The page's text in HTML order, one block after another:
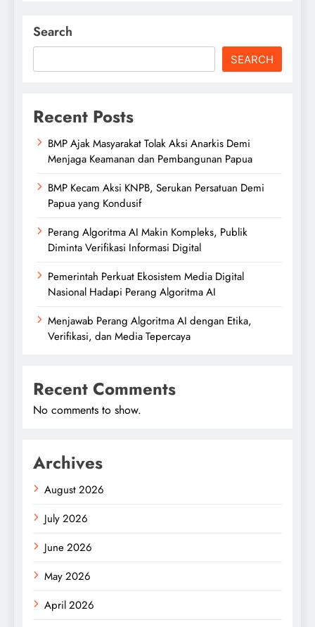
Search
SEARCH
Recent Posts
BMP Ajak Masyarakat Tolak Aksi Anarkis Demi
Menjaga Keamanan dan Pembangunan Papua
BMP Kecam Aksi KNPB, Serukan Persatuan Demi
Papua yang Kondusif
Perang Algoritma AI Makin Kompleks, Publik
Diminta Verifikasi Informasi Digital
Pemerintah Perkuat Ekosistem Media Digital
Nasional Hadapi Perang Algoritma AI
Menjawab Perang Algoritma AI dengan Etika,
Verifikasi, dan Media Tepercaya
Recent Comments
No comments to show.
Archives
August 2026
July 2026
June 2026
May 2026
April 2026